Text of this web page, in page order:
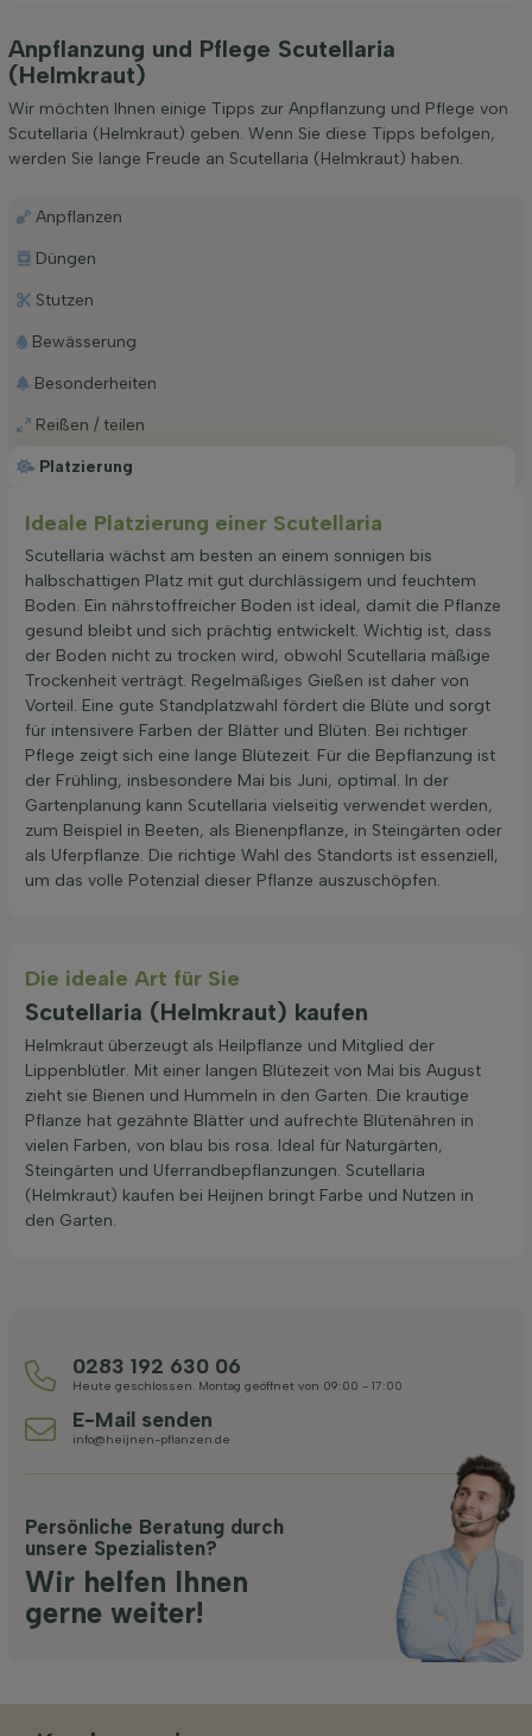
Anpflanzung und Pflege Scutellaria
(Helmkraut)
Wir möchten Ihnen einige Tipps zur Anpflanzung und Pflege von
Scutellaria (Helmkraut) geben. Wenn Sie diese Tipps befolgen,
werden Sie lange Freude an Scutellaria (Helmkraut) haben.
Platzierung
Anpflanzen
Düngen
Stutzen
Bewässerung
Besonderheiten
Reißen / teilen
Ideale Platzierung einer Scutellaria
Scutellaria wächst am besten an einem sonnigen bis
halbschattigen Platz mit gut durchlässigem und feuchtem
Boden. Ein nährstoffreicher Boden ist ideal, damit die Pflanze
gesund bleibt und sich prächtig entwickelt. Wichtig ist, dass
der Boden nicht zu trocken wird, obwohl Scutellaria mäßige
Trockenheit verträgt. Regelmäßiges Gießen ist daher von
Vorteil. Eine gute Standplatzwahl fördert die Blüte und sorgt
für intensivere Farben der Blätter und Blüten. Bei richtiger
Pflege zeigt sich eine lange Blütezeit. Für die Bepflanzung ist
der Frühling, insbesondere Mai bis Juni, optimal. In der
Gartenplanung kann Scutellaria vielseitig verwendet werden,
zum Beispiel in Beeten, als Bienenpflanze, in Steingärten oder
als Uferpflanze. Die richtige Wahl des Standorts ist essenziell,
um das volle Potenzial dieser Pflanze auszuschöpfen.
Die ideale Art für Sie
Scutellaria (Helmkraut) kaufen
Helmkraut überzeugt als Heilpflanze und Mitglied der
Lippenblütler. Mit einer langen Blütezeit von Mai bis August
zieht sie Bienen und Hummeln in den Garten. Die krautige
Pflanze hat gezähnte Blätter und aufrechte Blütenähren in
vielen Farben, von blau bis rosa. Ideal für Naturgärten,
Steingärten und Uferrandbepflanzungen. Scutellaria
(Helmkraut) kaufen bei Heijnen bringt Farbe und Nutzen in
den Garten.
0283 192 630 06
Heute geschlossen. Montag geöffnet von 09:00 - 17:00
E-Mail senden
info@heijnen-pflanzen.de
Persönliche Beratung durch
unsere Spezialisten?
Wir helfen Ihnen
gerne weiter!